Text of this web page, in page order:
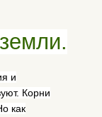
и
Корни
как